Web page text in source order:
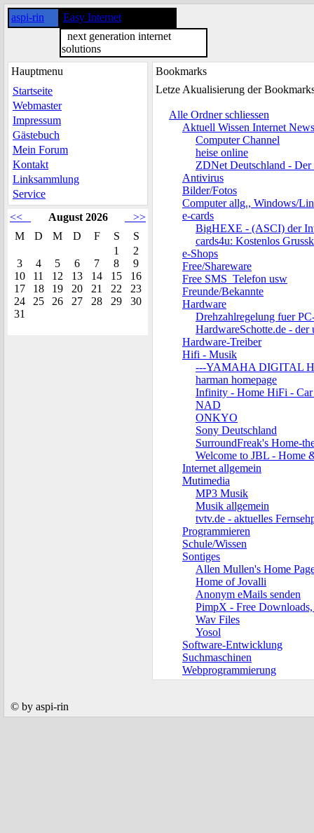
aspi-rin
Easy Internet
next generation internet
solutions
Hauptmenu
Startseite
Webmaster
Impressum
Gästebuch
Mein Forum
Kontakt
Linksammlung
Service
<<
August 2026
>>
M
D M D F S
S
1
2
3
4 5 6 7 8
9
10
11 12 13 14 15
16
17
18 19 20 21 22
23
24
25 26 27 28 29
30
31
Bookmarks
Letze Akualisierung der
Alle Ordner schliessen
Aktuell Wissen Internet News
Computer Channel
heise online
ZDNet Deutschland -
Antivirus
Bilder/Fotos
Computer allg., Windows/
e-cards
BigHEXE - (ASCI) der
cards4u: Kostenlos
e-Shops
Free/Shareware
Free SMS_Telefon usw
Freunde/Bekannte
Hardware
Drehzahlregelung fuer
HardwareSchotte.de - der
Hardware-Treiber
Hifi - Musik
---YAMAHA DIGITAL
harman homepage
Infinity - Home HiFi -
NAD
ONKYO
Sony Deutschland
SurroundFreak's Home-
Welcome to JBL - Home
Internet allgemein
Mutimedia
MP3 Musik
Musik allgemein
tvtv.de - aktuelles
Programmieren
Schule/Wissen
Sontiges
Allen Mullen's Home
Home of Jovalli
Anonym eMails senden
PimpX - Free
Wav Files
Yosol
Software-Entwicklung
Suchmaschinen
Webprogrammierung
© by aspi-rin